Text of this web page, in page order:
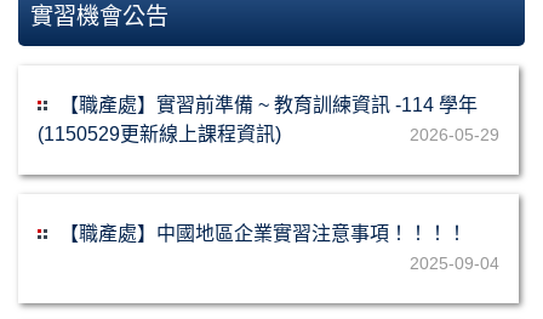
實習機會公告
【職產處】實習前準備 ~ 教育訓練資訊 -114 學年
(1150529更新線上課程資訊)
2026-05-29
【職產處】中國地區企業實習注意事項！！！！
2025-09-04